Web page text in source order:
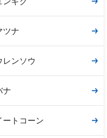
ツナ
レンソウ
ナ
ートコーン